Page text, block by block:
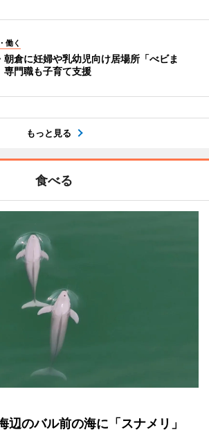
働く
朝倉に妊婦や乳幼児向け居場所「べビま
門職も子育て支援
もっと見る
食べる
辺のバル前の海に「スナメリ」